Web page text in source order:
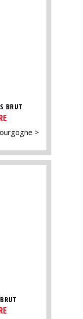
BRUT